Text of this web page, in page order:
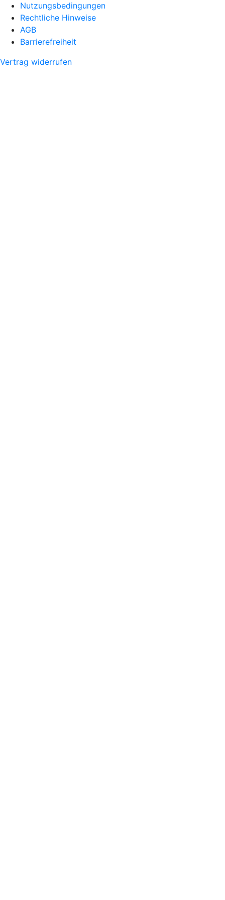
Nutzungsbedingungen
Rechtliche Hinweise
AGB
Barrierefreiheit
Vertrag widerrufen